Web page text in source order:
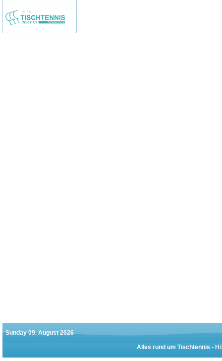
Sunday 09. August 2026
Alles rund um Tischtennis -